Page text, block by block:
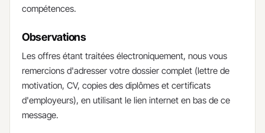
compétences.
Observations
​Les offres étant traitées électroniquement, nous vous
remercions d'adresser votre dossier complet (lettre de
motivation, CV, copies des diplômes et certificats
d'employeurs), en utilisant le lien internet en bas de ce
message.